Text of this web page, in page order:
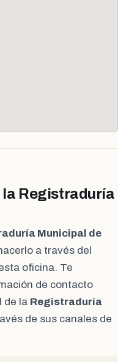
la Registraduría
Municipal de
a través del
oficina. Te
de contacto
de la Registraduría
de sus canales de